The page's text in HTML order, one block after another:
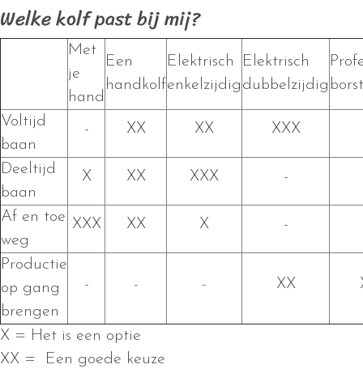
Welke kolf past bij mij?
Met
je
hand
Een
handkolf
Elektrisch
enkelzijdig
Elektrisch
dubbelzijdig
Voltijd
baan
- XX XX XXX
Deeltijd
baan
X XX XXX -
Af en toe
weg
XXX XX X -
Productie
op gang
brengen
- - - XX
X = Het is een optie
XX = Een goede keuze